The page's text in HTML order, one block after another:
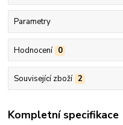
Parametry
Hodnocení 0
Související zboží 2
Kompletní specifikace